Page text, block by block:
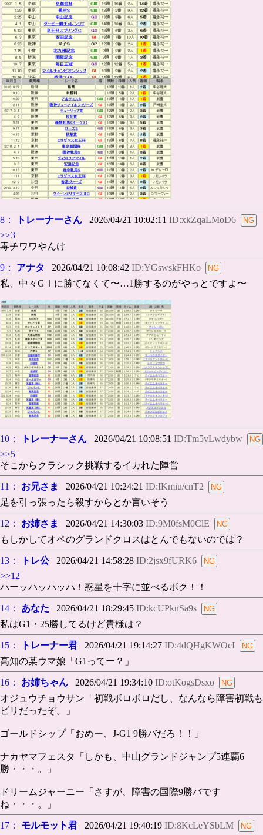
8： トレーナーさん 2026/04/21 10:02:11 ID:xkZqaLMoD6
>>3
毒チワワやんけ
9： アナタ 2026/04/21 10:08:42 ID:YGswskFHKo
私、中々GⅠに勝てなくて〜…1勝するのがやっとですよ〜
10： トレーナーさん 2026/04/21 10:08:51 ID:Tm5vLwdybw
>>5
そこからクラシック挑戦するイカれた陣営
11： お兄さま 2026/04/21 10:24:21 ID:IKmiu/cnT2
足を引っ張ったら殺すからとか言いそう
12： お姉さま 2026/04/21 14:30:03 ID:9M0fsM0ClE
もしかしてオペのグランドクロスはとんでもないのでは？
13： トレ公2026/04/21 14:58:28 ID:2jsx9fURK6
>>12
ハーッハッハッハ！惑星を十字に並べるボク！！
14： あなた 2026/04/21 18:29:45 ID:kcUPknSa9s
私はG1・25勝してるけど貴様は？
15： トレーナー君 2026/04/21 19:14:27 ID:4dQHgKWOcI
高知の某ウマ娘「G1ってー？」
16： お姉ちゃん 2026/04/21 19:34:10 ID:otKogsDsxo
オジュウチョウサン「初戦ボロボロだし、なんなら障害初戦も
ビリだったぞ。」
ゴールドシップ「おめー、J-G1 9勝バだろ！！」
ナカヤマフェスタ「しかも、中山グランドジャンプ5連覇6
勝・・・。」
ドリームジャーニー「さすが、障害の国際9勝バです
ね・・・。」
17： モルモット君 2026/04/21 19:40:19 ID:8KcLeYSbLM